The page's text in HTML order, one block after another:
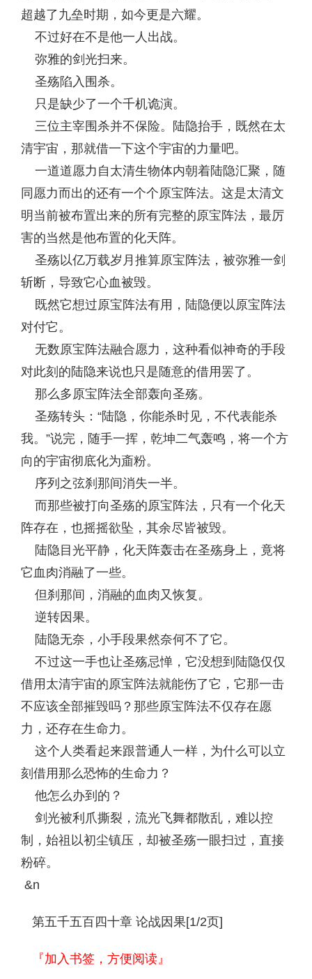
超越了九垒时期，如今更是六耀。
不过好在不是他一人出战。
弥雅的剑光扫来。
圣殇陷入围杀。
只是缺少了一个千机诡演。
三位主宰围杀并不保险。陆隐抬手，既然在太
清宇宙，那就借一下这个宇宙的力量吧。
一道道愿力自太清生物体内朝着陆隐汇聚，随
同愿力而出的还有一个个原宝阵法。这是太清文
明当前被布置出来的所有完整的原宝阵法，最厉
害的当然是他布置的化天阵。
圣殇以亿万载岁月推算原宝阵法，被弥雅一剑
斩断，导致它心血被毁。
既然它想过原宝阵法有用，陆隐便以原宝阵法
对付它。
无数原宝阵法融合愿力，这种看似神奇的手段
对此刻的陆隐来说也只是随意的借用罢了。
那么多原宝阵法全部轰向圣殇。
圣殇转头：“陆隐，你能杀时见，不代表能杀
我。”说完，随手一挥，乾坤二气轰鸣，将一个方
向的宇宙彻底化为齑粉。
序列之弦刹那间消失一半。
而那些被打向圣殇的原宝阵法，只有一个化天
阵存在，也摇摇欲坠，其余尽皆被毁。
陆隐目光平静，化天阵轰击在圣殇身上，竟将
它血肉消融了一些。
但刹那间，消融的血肉又恢复。
逆转因果。
陆隐无奈，小手段果然奈何不了它。
不过这一手也让圣殇忌惮，它没想到陆隐仅仅
借用太清宇宙的原宝阵法就能伤了它，它那一击
不应该全部摧毁吗？那些原宝阵法不仅存在愿
力，还存在生命力。
这个人类看起来跟普通人一样，为什么可以立
刻借用那么恐怖的生命力？
他怎么办到的？
剑光被利爪撕裂，流光飞舞都散乱，难以控
制，始祖以初尘镇压，却被圣殇一眼扫过，直接
粉碎。
&n
第五千五百四十章 论战因果[1/2页]
『加入书签，方便阅读』